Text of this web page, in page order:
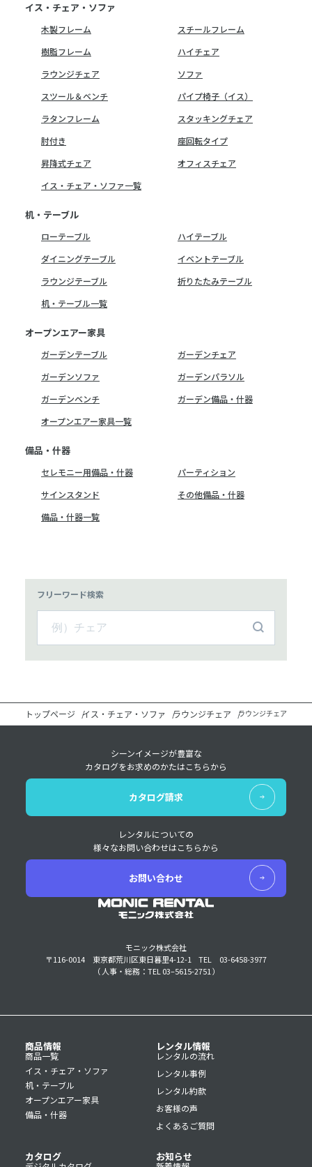
イス・チェア・ソファ
木製フレーム
スチールフレーム
樹脂フレーム
ハイチェア
ラウンジチェア
ソファ
スツール＆ベンチ
パイプ椅子（イス）
ラタンフレーム
スタッキングチェア
肘付き
座回転タイプ
昇降式チェア
オフィスチェア
イス・チェア・ソファ一覧
机・テーブル
ローテーブル
ハイテーブル
ダイニングテーブル
イベントテーブル
ラウンジテーブル
折りたたみテーブル
机・テーブル一覧
オープンエアー家具
ガーデンテーブル
ガーデンチェア
ガーデンソファ
ガーデンパラソル
ガーデンベンチ
ガーデン備品・什器
オープンエアー家具一覧
備品・什器
セレモニー用備品・什器
パーティション
サインスタンド
その他備品・什器
備品・什器一覧
フリーワード検索
トップページ イス・チェア・ソファ ラウンジチェア ラウンジチェア
モニック株式会社
〒116-0014 東京都荒川区東日暮里4-12-1
TEL 03-6458-3977
（ 人事・総務：TEL 03–5615-2751 ）
シーンイメージが豊富な
カタログをお求めのかたはこちらから
カタログ請求
レンタルについての
様々なお問い合わせはこちらから
お問い合わせ
商品情報
商品一覧
イス・チェア・ソファ
机・テーブル
オープンエアー家具
備品・什器
レンタル情報
レンタルの流れ
レンタル事例
レンタル約款
お客様の声
よくあるご質問
カタログ お知らせ